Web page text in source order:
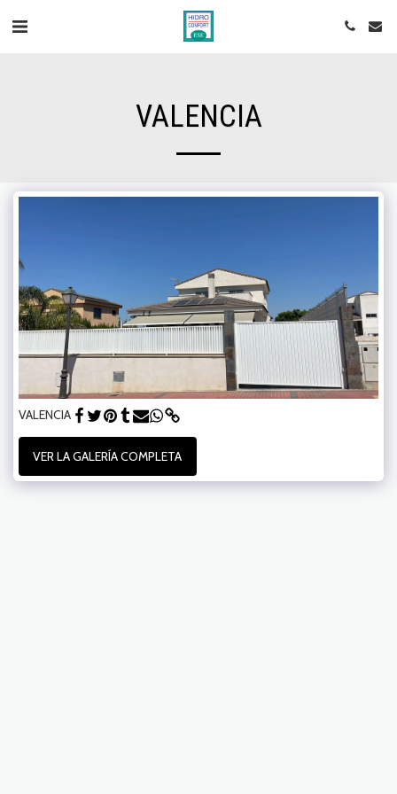
VALENCIA
VALENCIA
VER LA GALERÍA COMPLETA